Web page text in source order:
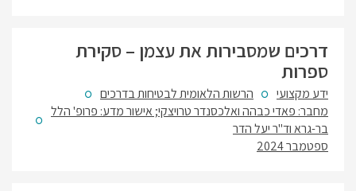
דרכים שמסבירות את עצמן – סקירת
ספרות
ידע מקצועי
הרשות הלאומית לבטיחות בדרכים
מחבר: פאדי כבהה ואלכסנדר טרויצקי; אישור מדע: פרופ' הלל
בר-גרא וד"ר יעל הדר
ספטמבר 2024